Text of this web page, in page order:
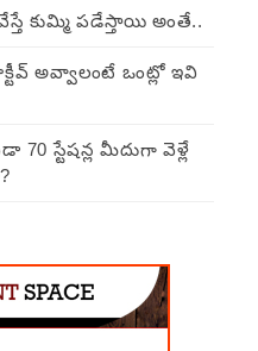
కుమ్మి పడేస్తాయి అంతే..
అవ్వాలంటే ఒంట్లో ఇవి
70 స్టేషన్ల మీదుగా వెళ్లే